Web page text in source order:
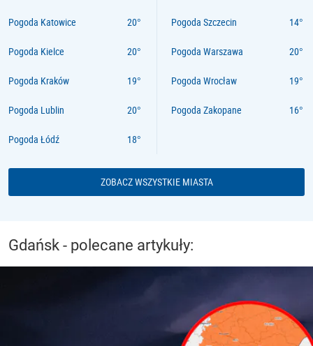
Pogoda Katowice
Pogoda Kielce
Pogoda Kraków
Pogoda Lublin
Pogoda Łódź
Pogoda Szczecin
Pogoda Warszawa
Pogoda Wrocław
Pogoda Zakopane
ZOBACZ WSZYSTKIE MIASTA
Gdańsk - polecane artykuły: